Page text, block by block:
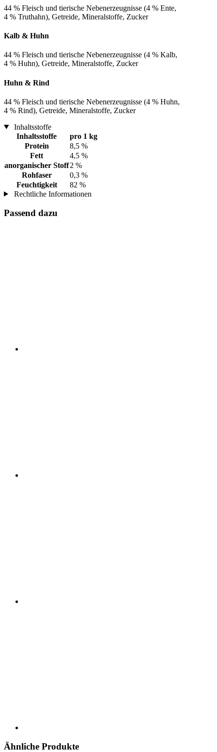
44 % Fleisch und tierische Nebenerzeugnisse (4 % Ente,
4 % Truthahn), Getreide, Mineralstoffe, Zucker
Kalb & Huhn
44 % Fleisch und tierische Nebenerzeugnisse (4 % Kalb,
4 % Huhn), Getreide, Mineralstoffe, Zucker
Huhn & Rind
44 % Fleisch und tierische Nebenerzeugnisse (4 % Huhn,
4 % Rind), Getreide, Mineralstoffe, Zucker
Inhaltsstoffe
Inhaltsstoffe
pro 1 kg
Protein
8,5 %
Fett
4,5 %
anorganischer Stoff2 %
Rohfaser
0,3 %
Feuchtigkeit
82 %
Rechtliche Informationen
Passend dazu
Ähnliche Produkte